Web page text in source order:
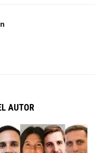
AUTOR